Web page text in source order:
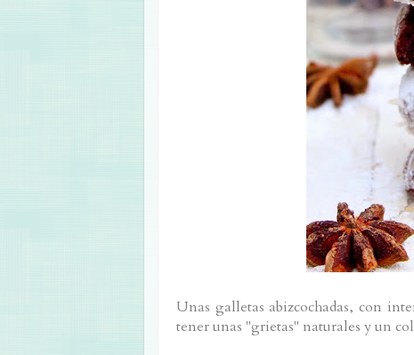
Unas galletas abizcochadas, con
tener unas "grietas" naturales y un